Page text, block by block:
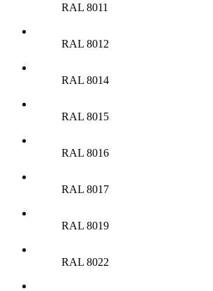
RAL 8011
RAL 8012
RAL 8014
RAL 8015
RAL 8016
RAL 8017
RAL 8019
RAL 8022